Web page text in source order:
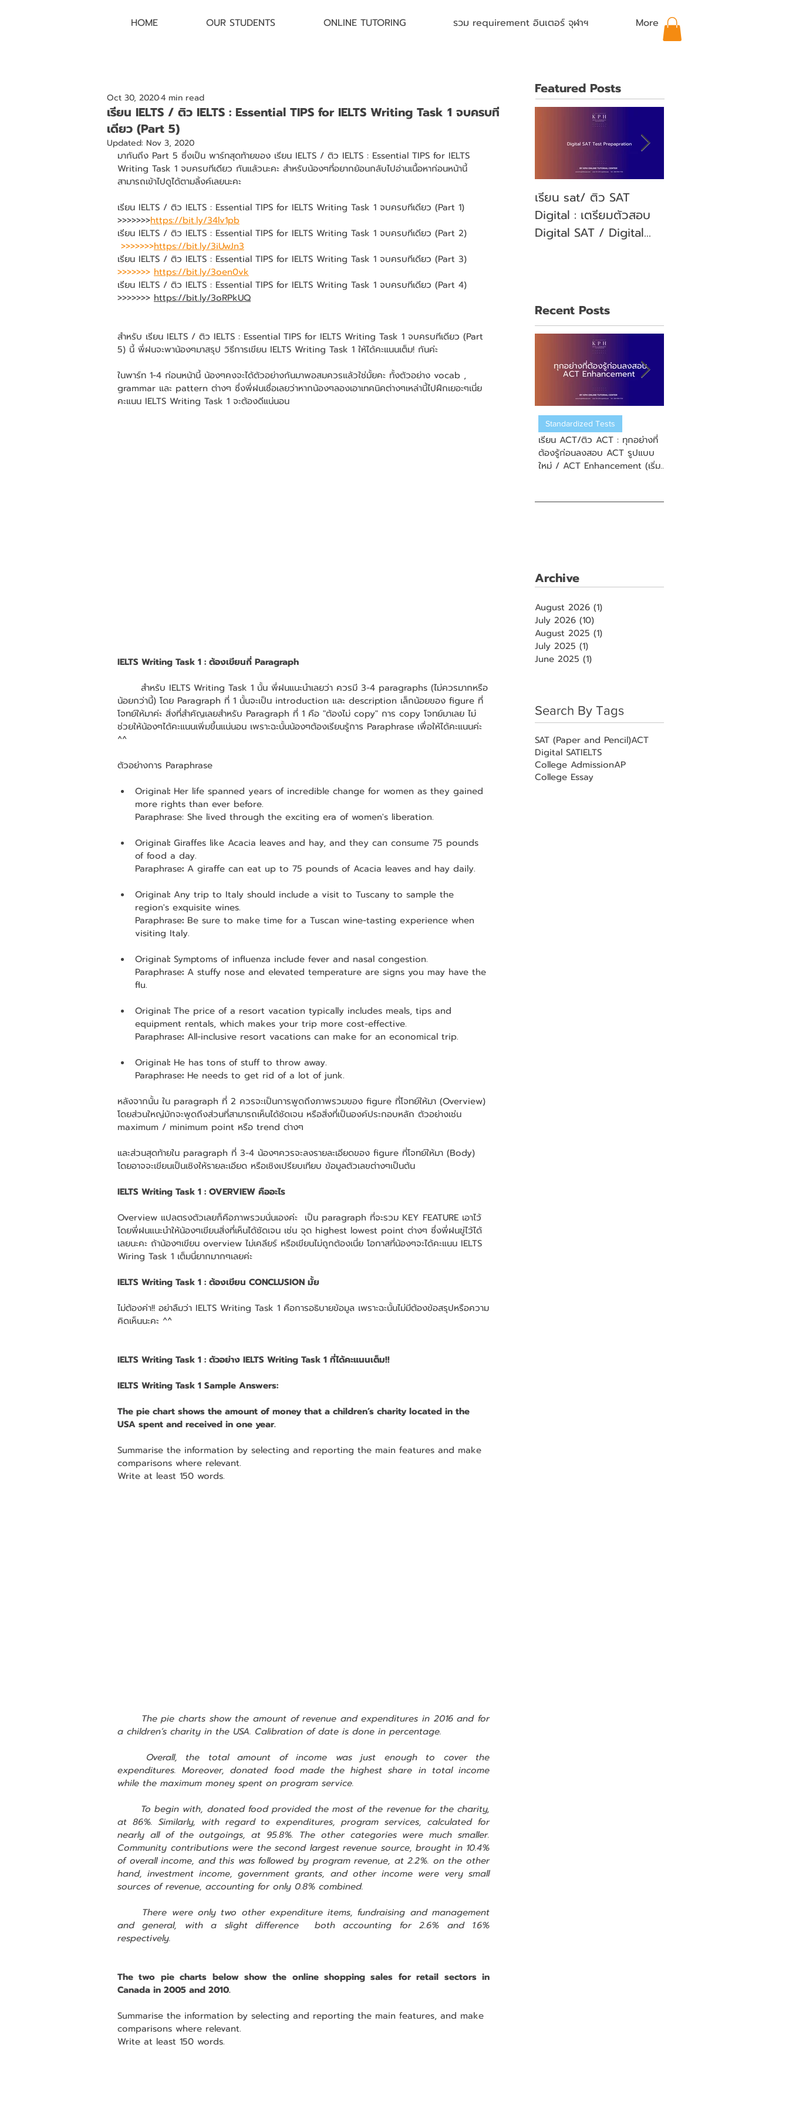
HOME OUR STUDENTS ONLINE TUTORING รวม requirement อินเตอร์ จุฬาฯ More
เรียน IELTS / ติว IELTS : Essential TIPS for IELTS Writing Task 1 จบครบที
เดียว (Part 5)
Oct 30, 20204 min read
Updated: Nov 3, 2020
มากันถึง Part 5 ซึ่งเป็น พาร์ทสุดท้ายของ เรียน IELTS / ติว IELTS : Essential TIPS for IELTS
Writing Task 1 จบครบทีเดียว กันแล้วนะคะ สำหรับน้องๆที่อยากย้อนกลับไปอ่านเนื้อหาก่อนหน้านี้
สามารถเข้าไปดูได้ตามลิ้งค์เลยนะคะ
เรียน IELTS / ติว IELTS : Essential TIPS for IELTS Writing Task 1 จบครบทีเดียว (Part 1)
>>>>>>>https://bit.ly/34lv1pb
เรียน IELTS / ติว IELTS : Essential TIPS for IELTS Writing Task 1 จบครบทีเดียว (Part 2)
>>>>>>>https://bit.ly/3iUwJn3
เรียน IELTS / ติว IELTS : Essential TIPS for IELTS Writing Task 1 จบครบทีเดียว (Part 3)
>>>>>>> https://bit.ly/3oen0vk
เรียน IELTS / ติว IELTS : Essential TIPS for IELTS Writing Task 1 จบครบทีเดียว (Part 4)
>>>>>>> https://bit.ly/3oRPkUQ
สำหรับ เรียน IELTS / ติว IELTS : Essential TIPS for IELTS Writing Task 1 จบครบทีเดียว (Part
5) นี้ พี่ฝนจะพาน้องๆมาสรุป วิธีการเขียน IELTS Writing Task 1 ให้ได้คะแนนเต็ม! กันค่ะ
ในพาร์ท 1-4 ก่อนหน้านี้ น้องๆคงจะได้ตัวอย่างกันมาพอสมควรแล้วใช่มั้ยคะ ทั้งตัวอย่าง vocab ,
grammar และ pattern ต่างๆ ซึ่งพี่ฝนเชื่อเลยว่าหากน้องๆลองเอาเทคนิคต่างๆเหล่านี้ไปฝึกเยอะๆเนี่ย
คะแนน IELTS Writing Task 1 จะต้องดีแน่นอน
IELTS Writing Task 1 : ต้องเขียนกี่ Paragraph
น้อยกว่านี้) โดย Paragraph ที่ 1 นั้นจะเป็น introduction และ description เล็กน้อยของ figure ที่
โจทย์ให้มาค่ะ สิ่งที่สำคัญเลยสำหรับ Paragraph ที่ 1 คือ "ต้องไม่ copy" การ copy โจทย์มาเลย ไม่
ช่วยให้น้องๆได้คะแนนเพิ่มขึ้นแน่นอน เพราะฉะนั้นน้องๆต้องเรียนรู้การ Paraphrase เพื่อให้ได้คะแนนค่ะ
^^
ตัวอย่างการ Paraphrase
Original: Her life spanned years of incredible change for women as they gained
more rights than ever before.
Paraphrase: She lived through the exciting era of women's liberation.
Original: Giraffes like Acacia leaves and hay, and they can consume 75 pounds
of food a day.
Paraphrase: A giraffe can eat up to 75 pounds of Acacia leaves and hay daily.
Original: Any trip to Italy should include a visit to Tuscany to sample the
region's exquisite wines.
Paraphrase: Be sure to make time for a Tuscan wine-tasting experience when
visiting Italy.
Original: Symptoms of influenza include fever and nasal congestion.
Paraphrase: A stuffy nose and elevated temperature are signs you may have the
flu.
Original: The price of a resort vacation typically includes meals, tips and
equipment rentals, which makes your trip more cost-effective.
Paraphrase: All-inclusive resort vacations can make for an economical trip.
Original: He has tons of stuff to throw away.
Paraphrase: He needs to get rid of a lot of junk.
หลังจากนั้น ใน paragraph ที่ 2 ควรจะเป็นการพูดถึงภาพรวมของ figure ที่โจทย์ให้มา (Overview)
โดยส่วนใหญ่มักจะพูดถึงส่วนที่สามารถเห็นได้ชัดเจน หรือสิ่งที่เป็นองค์ประกอบหลัก ตัวอย่างเช่น
maximum / minimum point หรือ trend ต่างๆ
และส่วนสุดท้ายใน paragraph ที่ 3-4 น้องๆควรจะลงรายละเอียดของ figure ที่โจทย์ให้มา (Body)
โดยอาจจะเขียนเป็นเชิงให้รายละเอียด หรือเชิงเปรียบเทียบ ข้อมูลตัวเลขต่างๆเป็นต้น
IELTS Writing Task 1 : OVERVIEW คืออะไร
Overview แปลตรงตัวเลยก็คือภาพรวมนั่นเองค่ะ  เป็น paragraph ที่จะรวม KEY FEATURE เอาไว้
โดยพี่ฝนแนะนำให้น้องๆเขียนสิ่งที่เห็นได้ชัดเจน เช่น จุด highest lowest point ต่างๆ ซึ่งพี่ฝนขู่ไว้ได้
เลยนะคะ ถ้าน้องๆเขียน overview ไม่เคลียร์ หรือเขียนไม่ถูกต้องเนี่ย โอกาสที่น้องๆจะได้คะแนน IELTS
Wiring Task 1 เต็มนี่ยากมากๆเลยค่ะ
IELTS Writing Task 1 : ต้องเขียน CONCLUSION มั้ย
ไม่ต้องค่า!! อย่าลืมว่า IELTS Writing Task 1 คือการอธิบายข้อมูล เพราะฉะนั้นไม่มีต้องข้อสรุปหรือความ
คิดเห็นนะคะ ^^
IELTS Writing Task 1 : ตัวอย่าง IELTS Writing Task 1 ที่ได้คะแนนเต็ม!!
IELTS Writing Task 1 Sample Answers:
The pie chart shows the amount of money that a children’s charity located in the
USA spent and received in one year.
Summarise the information by selecting and reporting the main features and make
comparisons where relevant.
Write at least 150 words.
The pie charts show the amount of revenue and expenditures in 2016 and for
a children’s charity in the USA. Calibration of date is done in percentage.
Overall, the total amount of income was just enough to cover the
expenditures. Moreover, donated food made the highest share in total income
while the maximum money spent on program service.
To begin with, donated food provided the most of the revenue for the charity,
at 86%. Similarly, with regard to expenditures, program services, calculated for
nearly all of the outgoings, at 95.8%. The other categories were much smaller.
Community contributions were the second largest revenue source, brought in 10.4%
of overall income, and this was followed by program revenue, at 2.2%. on the other
hand, investment income, government grants, and other income were very small
sources of revenue, accounting for only 0.8% combined.
There were only two other expenditure items, fundraising and management
and general, with a slight difference  both accounting for 2.6% and 1.6%
respectively.
The two pie charts below show the online shopping sales for retail sectors in
Canada in 2005 and 2010.
Summarise the information by selecting and reporting the main features, and make
comparisons where relevant.
Write at least 150 words.
Featured Posts
เรียน sat/ ติว SAT
Digital : เตรียมตัวสอบ
Digital SAT / Digital
Recent Posts
เรียน ACT/ติว ACT : ทุกอย่างที่
ต้องรู้ก่อนลงสอบ ACT รูปแบบ
ใหม่ / ACT Enhancement (เริ่ม
Standardized Tests
Archive
August 2026 (1)
July 2026 (10)
August 2025 (1)
July 2025 (1)
June 2025 (1)
Search By Tags
SAT (Paper and Pencil)ACT
Digital SATIELTS
College AdmissionAP
College Essay